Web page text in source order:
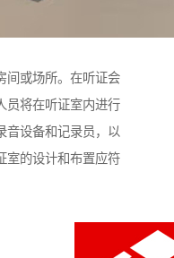
间或场所。在听证会
员将在听证室内进行
音设备和记录员，以
室的设计和布置应符